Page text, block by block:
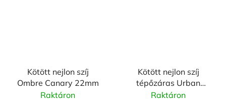
Kötött nejlon szíj
Ombre Canary 22mm
Raktáron
Kötött nejlon szíj
tépőzáras Urban
22mm
Raktáron